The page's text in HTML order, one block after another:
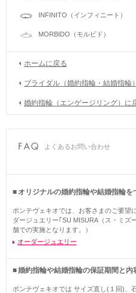
INFINITO（インフィニート）
MORBIDO（モルビド）
ホームに戻る
ブライダル（婚約指輪・結婚指輪
婚約指輪（エンゲージリング）に
よくあるお問い合わせ
オリジナルの婚約指輪や結婚指輪を
ポンテヴェキオでは、お客さまのご要望
ダージュエリー｢SU MISURA（ス・ミズ
舗での実施となります。）
オーダージュエリー
婚約指輪や結婚指輪の保証期間と内
ポンテヴェキオでは サイズ直し(１回)、